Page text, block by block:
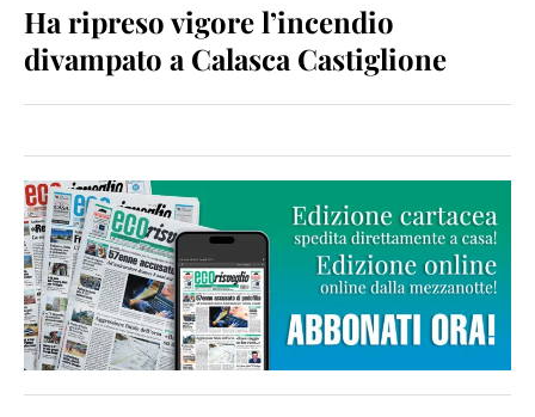
Ha ripreso vigore l’incendio
divampato a Calasca Castiglione